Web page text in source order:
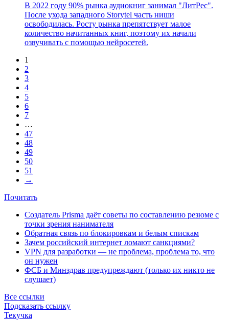
В 2022 году 90% рынка аудиокниг занимал "ЛитРес".
После ухода западного Storytel часть ниши
освободилась. Росту рынка препятствует малое
количество начитанных книг, поэтому их начали
озвучивать с помощью нейросетей.
1
2
3
4
5
6
7
…
47
48
49
50
51
→
Почитать
Создатель Prisma даёт советы по составлению резюме с
точки зрения нанимателя
Обратная связь по блокировкам и белым спискам
Зачем российский интернет ломают санкциями?
VPN для разработки — не проблема, проблема то, что
он нужен
ФСБ и Минздрав предупреждают (только их никто не
слушает)
Все ссылки
Подсказать ссылку
Текучка